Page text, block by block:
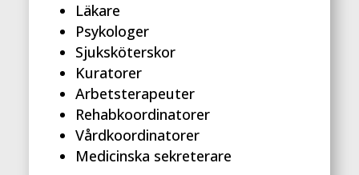
Läkare
Psykologer
Sjuksköterskor
Kuratorer
Arbetsterapeuter
Rehabkoordinatorer
Vårdkoordinatorer
Medicinska sekreterare